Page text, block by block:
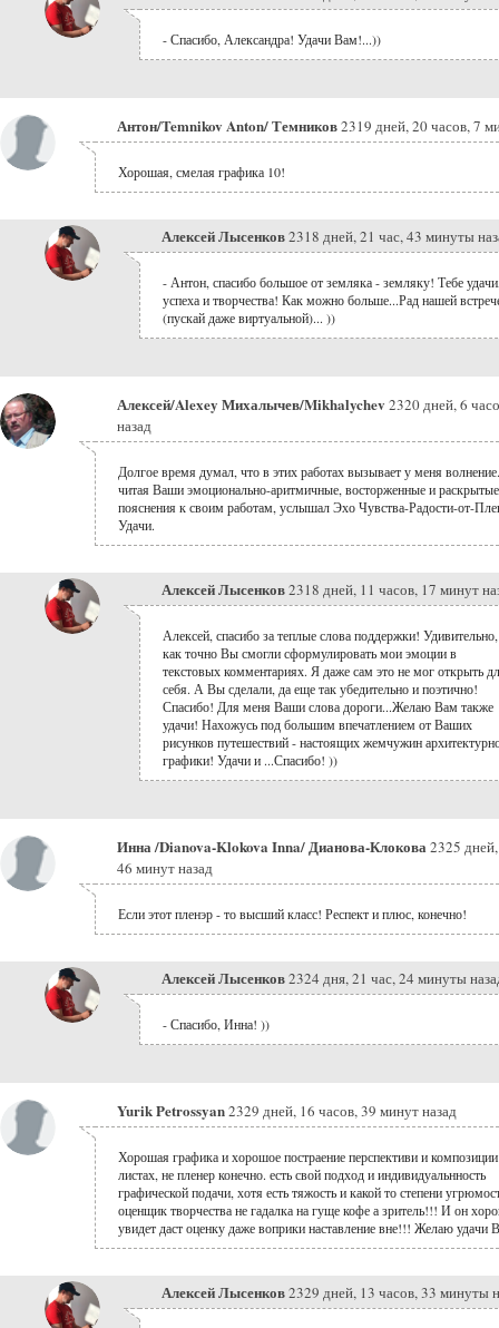
- Спасибо, Александра! Удачи Вам!...))
Антон/Temnikov Anton/ Темников2319 дней, 20 часов, 7
Хорошая, смелая графика 10!
Алексей Лысенков2318 дней, 21 час, 43 минуты
- Антон, спасибо большое от земляка - земляку! Тебе
успеха и творчества! Как можно больше...Рад нашей
(пускай даже виртуальной)... ))
Алексей/Alexey Михалычев/Mikhalychev 2320 дней, 6
назад
Долгое время думал, что в этих работах вызывает у меня
читая Ваши эмоционально-аритмичные, восторженные и
пояснения к своим работам, услышал Эхо Чувства-Радости-от-
Удачи.
Алексей Лысенков2318 дней, 11 часов, 17 минут
Алексей, спасибо за теплые слова поддержки! Удивительно,
как точно Вы смогли сформулировать мои эмоции в
текстовых комментариях. Я даже сам это не мог открыть
себя. А Вы сделали, да еще так убедительно и поэтично!
Спасибо! Для меня Ваши слова дороги...Желаю Вам также
удачи! Нахожусь под большим впечатлением от Ваших
рисунков путешествий - настоящих жемчужин
графики! Удачи и ...Спасибо! ))
Инна /Dianova-Klokova Inna/ Дианова-Клокова2325
46 минут назад
Если этот пленэр - то высший класс! Респект и плюс, конечно!
Алексей Лысенков2324 дня, 21 час, 24 минуты
- Спасибо, Инна! ))
Yurik Petrossyan2329 дней, 16 часов, 39 минут назад
Хорошая графика и хорошое постраение перспективи и
листах, не пленер конечно. есть свой подход и индивидуальнность
графической подачи, хотя есть тяжость и какой то степени
оценщик творчества не гадалка на гуще кофе а зритель!!! И он
увидет даст оценку даже воприки наставление вне!!! Желаю удачи
Алексей Лысенков2329 дней, 13 часов, 33 минуты